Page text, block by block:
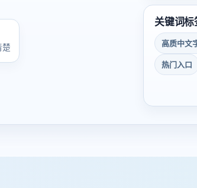
楚
关键词标
高质中文
热门入口